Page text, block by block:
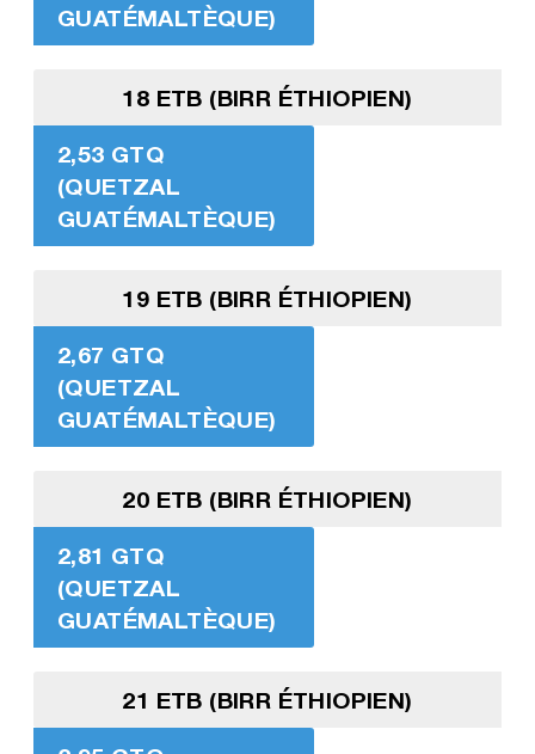
GUATÉMALTÈQUE)
18 ETB (BIRR ÉTHIOPIEN)
2,53 GTQ
(QUETZAL
GUATÉMALTÈQUE)
19 ETB (BIRR ÉTHIOPIEN)
2,67 GTQ
(QUETZAL
GUATÉMALTÈQUE)
20 ETB (BIRR ÉTHIOPIEN)
2,81 GTQ
(QUETZAL
GUATÉMALTÈQUE)
21 ETB (BIRR ÉTHIOPIEN)